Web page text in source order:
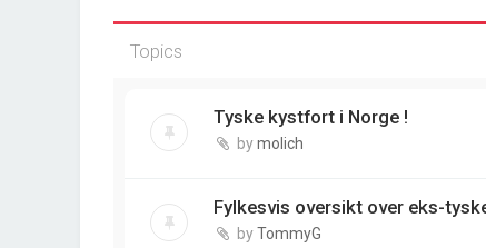
Topics
Tyske kystfort i Norge !
bymolich
Fylkesvis oversikt over eks-
byTommyG